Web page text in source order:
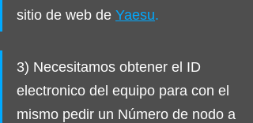
sitio de web de Yaesu.
3) Necesitamos obtener el ID
electronico del equipo para con el
mismo pedir un Número de nodo a